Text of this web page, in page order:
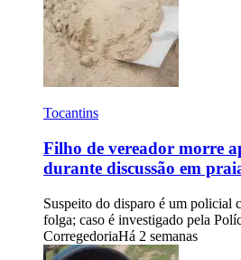
Tocantins
Filho de vereador morre
durante discussão em
Suspeito do disparo é um policial
folga; caso é investigado pela
CorregedoriaHá 2 semanas